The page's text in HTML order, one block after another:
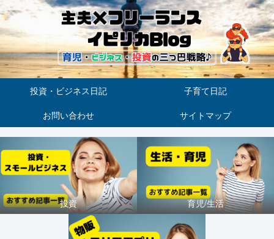
投資・ビジネス日記
子育て日記
お問い合わせ
サイトマップ
投資 育児/生活